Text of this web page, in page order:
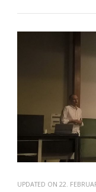
UPDATED ON 22.